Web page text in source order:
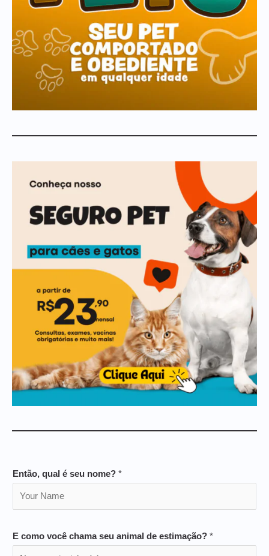
Então, qual é seu nome? *
E como você chama seu animal de estimação? *